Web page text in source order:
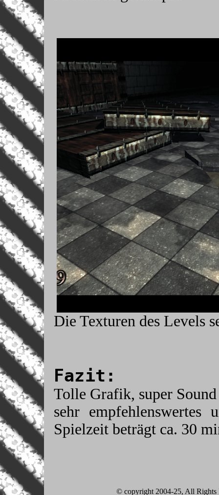
Die Texturen des Levels
Fazit:
Tolle Grafik, super
sehr empfehlenswertes
Spielzeit beträgt ca. 30
© copyright 2004-25, All Rights